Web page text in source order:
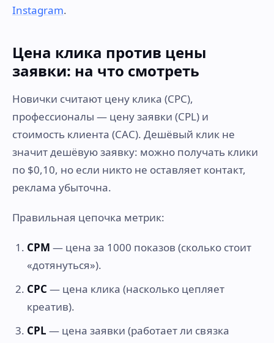
Instagram.
Цена клика против цены
заявки: на что смотреть
Новички считают цену клика (CPC),
профессионалы — цену заявки (CPL) и
стоимость клиента (CAC). Дешёвый клик не
значит дешёвую заявку: можно получать клики
по $0,10, но если никто не оставляет контакт,
реклама убыточна.
Правильная цепочка метрик:
CPM — цена за 1000 показов (сколько стоит
«дотянуться»).
CPC — цена клика (насколько цепляет
креатив).
CPL — цена заявки (работает ли связка